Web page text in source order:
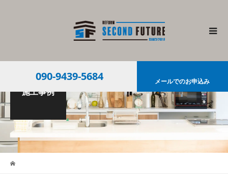
090-9439-5684 メールでのお申込み
施工事例